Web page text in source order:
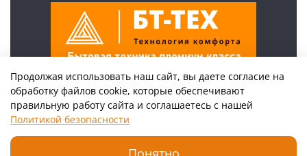
+7(925)222-46-46
г Москва, ул Поликарпова, д 27
Продолжая использовать наш сайт, вы даете согласие на
обработку файлов cookie, которые обеспечивают
правильную работу сайта и соглашаетесь с нашей
Политикой безопасности